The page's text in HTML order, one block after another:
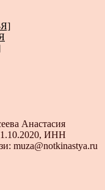
Анастасия
ИНН
muza@notkinastya.ru